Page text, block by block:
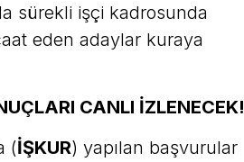
sürekli işçi kadrosunda
eden adaylar kuraya
CANLI İZLENECEK!
(İŞKUR) yapılan başvurular